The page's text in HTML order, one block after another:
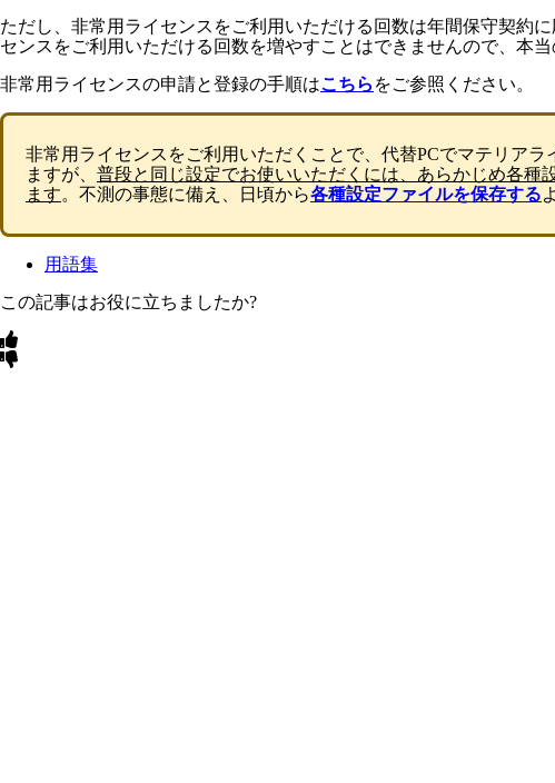
ただし、非常用ライセンスをご利用いただける回数は年間保守契約
センスをご利用いただける回数を増やすことはできませんので、本
非常用ライセンスの申請と登録の手順はこちら をご参照ください。
非常用ライセンスをご利用いただくことで、代替PCでマテリア
ますが、 普段と同じ設定でお使いいただくには、あらかじめ各種
ます。不測の事態に備え、日頃から各種設定ファイルを保存する
用語集
この記事はお役に立ちましたか?